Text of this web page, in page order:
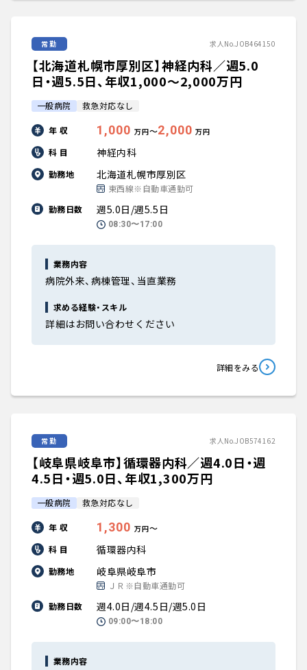
常勤 求人No.JOB464150
【北海道札幌市厚別区】神経内科／週5.0
日・週5.5日、年収1,000〜2,000万円
一般病院 救急対応なし
年 収 1,000 万円〜2,000 万円
科 目 神経内科
勤務地 北海道札幌市厚別区
東西線※自動車通勤可
勤務日数
週5.0日/週5.5日
08:30〜17:00
業務内容
病院外来、病棟管理、当直業務
求める経験・スキル
詳細はお問い合わせください
詳細をみる
常勤 求人No.JOB574162
【岐阜県岐阜市】循環器内科／週4.0日・週
4.5日・週5.0日、年収1,300万円
一般病院 救急対応なし
年 収 1,300 万円〜
科 目
循環器内科
勤務地 岐阜県岐阜市
ＪＲ※自動車通勤可
勤務日数
週4.0日/週4.5日/週5.0日
09:00〜18:00
業務内容